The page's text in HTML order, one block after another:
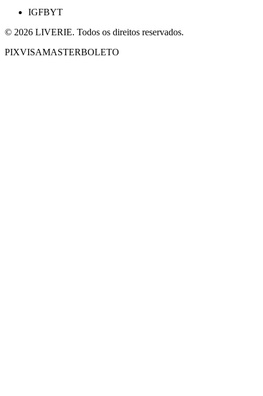
IGFBYT
© 2026 LIVERIE. Todos os direitos reservados.
PIXVISAMASTERBOLETO